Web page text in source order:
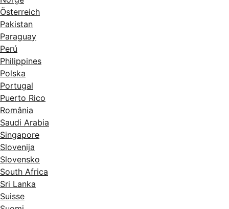
Österreich
Pakistan
Paraguay
Perú
Philippines
Polska
Portugal
Puerto Rico
România
Saudi Arabia
Singapore
Slovenija
Slovensko
South Africa
Sri Lanka
Suisse
Suomi